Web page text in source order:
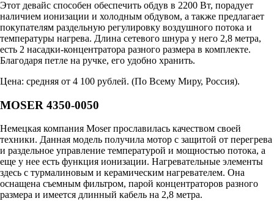
Этот девайс способен обеспечить обдув в 2200 Вт, порадует
наличием ионизации и холодным обдувом, а также предлагает
покупателям раздельную регулировку воздушного потока и
температуры нагрева. Длина сетевого шнура у него 2,8 метра,
есть 2 насадки-концентратора разного размера в комплекте.
Благодаря петле на ручке, его удобно хранить.
Цена: средняя от 4 100 рублей. (По Всему Миру, Россия).
MOSER 4350-0050
Немецкая компания Moser прославилась качеством своей
техники. Данная модель получила мотор с защитой от перегрева
и раздельное управление температурой и мощностью потока, а
еще у нее есть функция ионизации. Нагревательные элементы
здесь с турмалиновым и керамическим нагревателем. Она
оснащена съемным фильтром, парой концентраторов разного
размера и имеется длинный кабель на 2,8 метра.